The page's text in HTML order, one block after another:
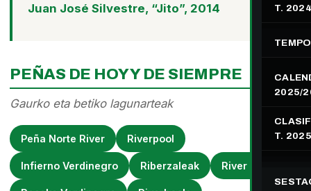
T.
2025/
T.
Juan José Silvestre, “Jito”, 2014
PEÑAS DE HOY Y DE SIEMPRE
Gaurko eta betiko lagunarteak
Peña Norte River Riverpool
Infierno Verdinegro Riberzaleak River Piratak